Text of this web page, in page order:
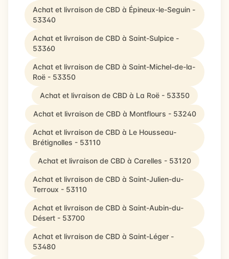
Achat et livraison de CBD à Épineux-le-Seguin -
53340
Achat et livraison de CBD à Saint-Sulpice -
53360
Achat et livraison de CBD à Saint-Michel-de-la-
Roë - 53350
Achat et livraison de CBD à La Roë - 53350
Achat et livraison de CBD à Montflours - 53240
Achat et livraison de CBD à Le Housseau-
Brétignolles - 53110
Achat et livraison de CBD à Carelles - 53120
Achat et livraison de CBD à Saint-Julien-du-
Terroux - 53110
Achat et livraison de CBD à Saint-Aubin-du-
Désert - 53700
Achat et livraison de CBD à Saint-Léger -
53480